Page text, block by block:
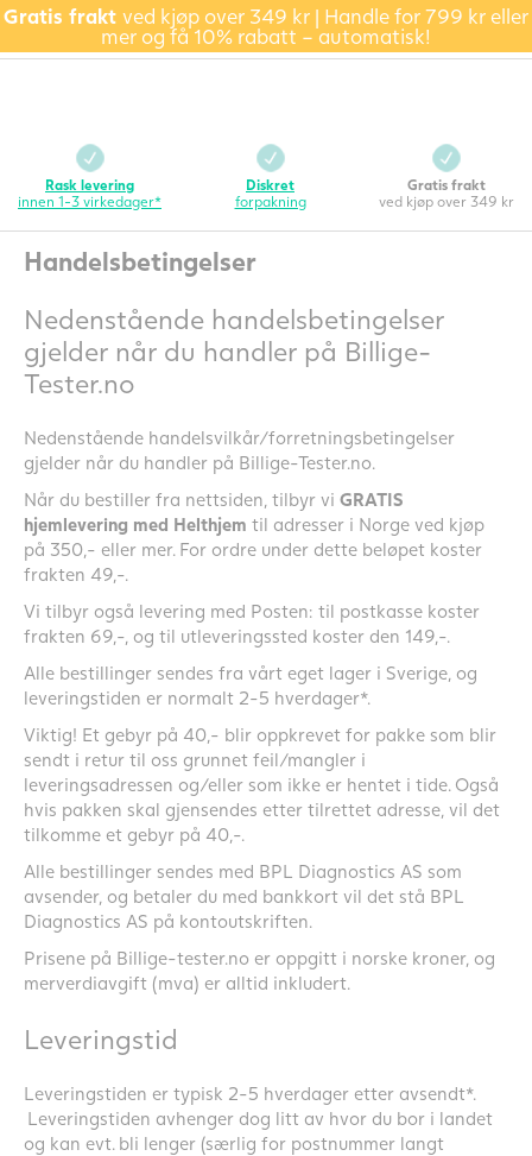
Gratis frakt ved kjøp over 349 kr | Handle for 799 kr eller
mer og få 10% rabatt – automatisk!
Rask levering
innen 1-3 virkedager*
Diskret
forpakning
Gratis frakt
ved kjøp over 349 kr
Handelsbetingelser
Nedenstående handelsbetingelser
gjelder når du handler på Billige-
Tester.no
Nedenstående handelsvilkår/forretningsbetingelser
gjelder når du handler på Billige-Tester.no.
Når du bestiller fra nettsiden, tilbyr vi GRATIS
hjemlevering med Helthjem til adresser i Norge ved kjøp
på 350,- eller mer. For ordre under dette beløpet koster
frakten 49,-.
Vi tilbyr også levering med Posten: til postkasse koster
frakten 69,-, og til utleveringssted koster den 149,-.
Alle bestillinger sendes fra vårt eget lager i Sverige, og
leveringstiden er normalt 2-5 hverdager*.
Viktig! Et gebyr på 40,- blir oppkrevet for pakke som blir
sendt i retur til oss grunnet feil/mangler i
leveringsadressen og/eller som ikke er hentet i tide. Også
hvis pakken skal gjensendes etter tilrettet adresse, vil det
tilkomme et gebyr på 40,-.
Alle bestillinger sendes med BPL Diagnostics AS som
avsender, og betaler du med bankkort vil det stå BPL
Diagnostics AS på kontoutskriften.
Prisene på Billige-tester.no er oppgitt i norske kroner, og
merverdiavgift (mva) er alltid inkludert.
Leveringstid
Leveringstiden er typisk 2-5 hverdager etter avsendt*.
Leveringstiden avhenger dog litt av hvor du bor i landet
og kan evt. bli lenger (særlig for postnummer langt